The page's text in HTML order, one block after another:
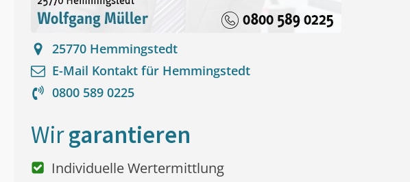
25770 Hemmingstedt
E-Mail Kontakt für Hemmingstedt
0800 589 0225
Wirgarantieren
Individuelle Wertermittlung